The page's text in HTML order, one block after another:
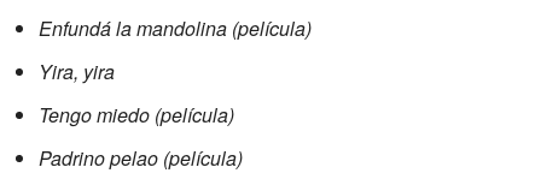
Enfundá la mandolina (película)
Yira, yira
Tengo miedo (película)
Padrino pelao (película)